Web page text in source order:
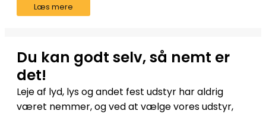
Læs mere
Du kan godt selv, så nemt er
det!
Leje af lyd, lys og andet fest udstyr har aldrig
været nemmer, og ved at vælge vores udstyr,